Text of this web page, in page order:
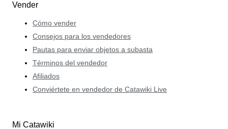
Vender
Cómo vender
Consejos para los vendedores
Pautas para enviar objetos a subasta
Términos del vendedor
Afiliados
Conviértete en vendedor de Catawiki Live
Mi Catawiki